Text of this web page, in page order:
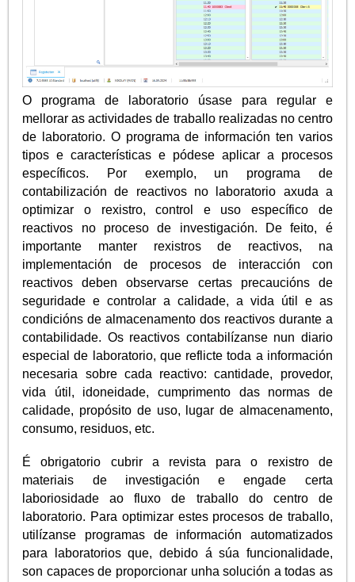
O programa de laboratorio úsase para regular e
mellorar as actividades de traballo realizadas no centro
de laboratorio. O programa de información ten varios
tipos e características e pódese aplicar a procesos
específicos. Por exemplo, un programa de
contabilización de reactivos no laboratorio axuda a
optimizar o rexistro, control e uso específico de
reactivos no proceso de investigación. De feito, é
importante manter rexistros de reactivos, na
implementación de procesos de interacción con
reactivos deben observarse certas precaucións de
seguridade e controlar a calidade, a vida útil e as
condicións de almacenamento dos reactivos durante a
contabilidade. Os reactivos contabilízanse nun diario
especial de laboratorio, que reflicte toda a información
necesaria sobre cada reactivo: cantidade, provedor,
vida útil, idoneidade, cumprimento das normas de
calidade, propósito de uso, lugar de almacenamento,
consumo, residuos, etc.
É obrigatorio cubrir a revista para o rexistro de
materiais de investigación e engade certa
laboriosidade ao fluxo de traballo do centro de
laboratorio. Para optimizar estes procesos de traballo,
utilízanse programas de información automatizados
para laboratorios que, debido á súa funcionalidade,
son capaces de proporcionar unha solución a todas as